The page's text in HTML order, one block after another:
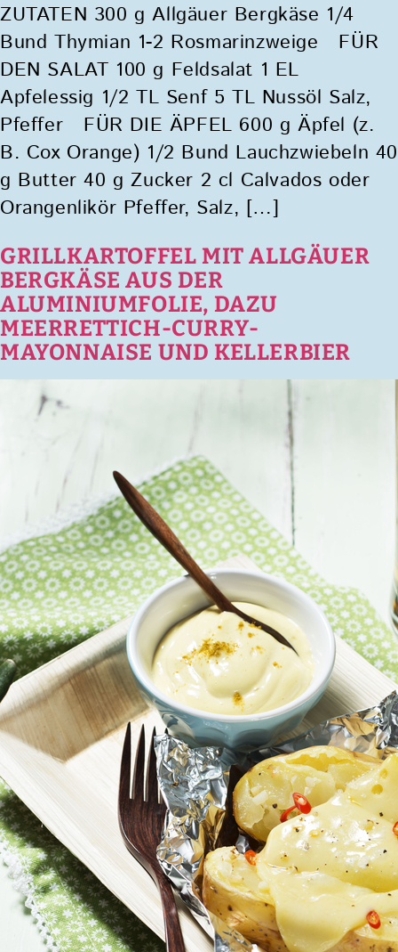
ZUTATEN 300 g Allgäuer Bergkäse 1/4
Bund Thymian 1-2 Rosmarinzweige FÜR
DEN SALAT 100 g Feldsalat 1 EL
Apfelessig 1/2 TL Senf 5 TL Nussöl Salz,
Pfeffer FÜR DIE ÄPFEL 600 g Äpfel (z.
B. Cox Orange) 1/2 Bund Lauchzwiebeln 40
g Butter 40 g Zucker 2 cl Calvados oder
Orangenlikör Pfeffer, Salz, […]
GRILLKARTOFFEL MIT ALLGÄUER
BERGKÄSE AUS DER
ALUMINIUMFOLIE, DAZU
MEERRETTICH-CURRY-
MAYONNAISE UND KELLERBIER